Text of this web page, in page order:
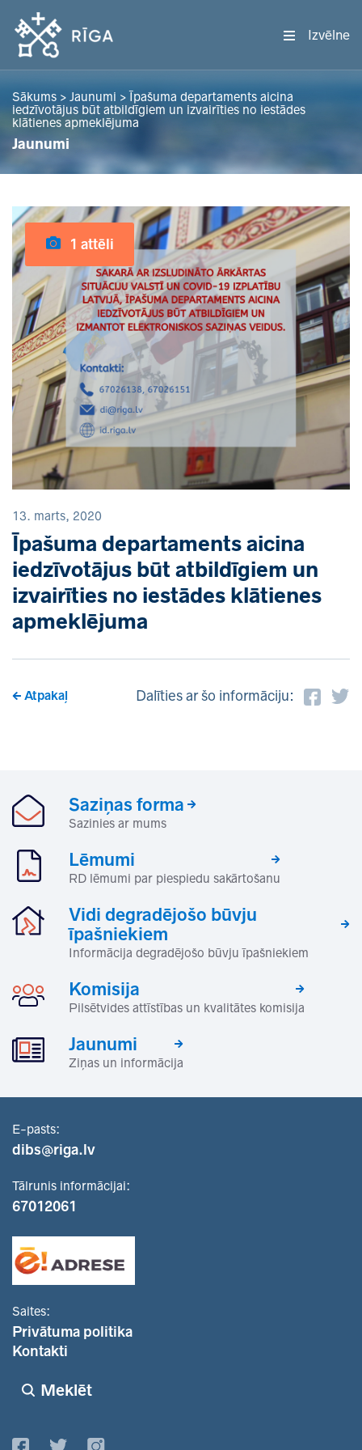
Izvēlne
Sākums > Jaunumi > Īpašuma departaments aicina
iedzīvotājus būt atbildīgiem un izvairīties no iestādes
klātienes apmeklējuma
Jaunumi
1 attēli
13. marts, 2020
Īpašuma departaments aicina
iedzīvotājus būt atbildīgiem un
izvairīties no iestādes klātienes
apmeklējuma
Atpakaļ Dalīties ar šo informāciju:
Saziņas forma
Sazinies ar mums
Lēmumi
RD lēmumi par piespiedu sakārtošanu
Vidi degradējošo būvju
īpašniekiem
Informācija degradējošo būvju īpašniekiem
Komisija
Pilsētvides attīstības un kvalitātes komisija
Jaunumi
Ziņas un informācija
E-pasts:
dibs@riga.lv
Tālrunis informācijai:
67012061
Saites:
Privātuma politika
Kontakti
Meklēt